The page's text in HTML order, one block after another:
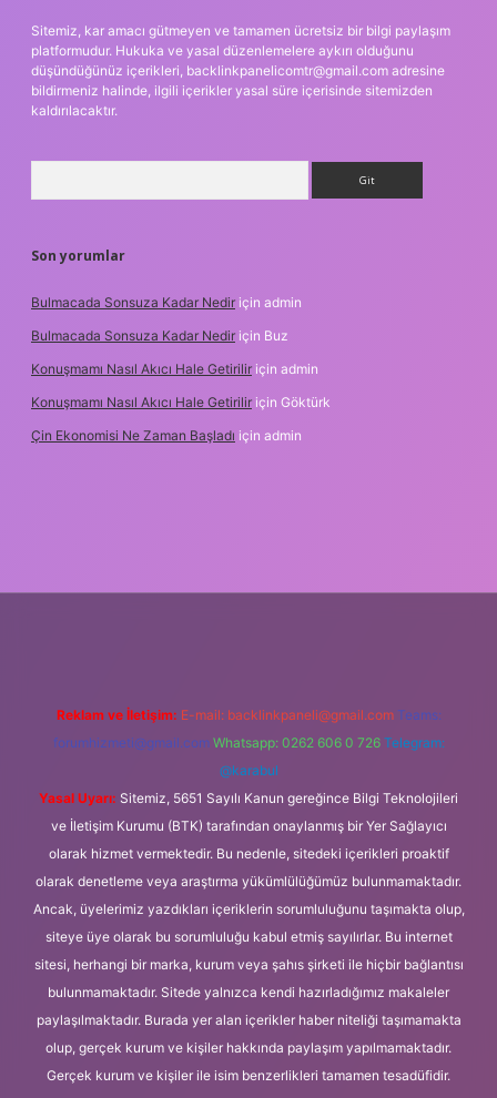
Sitemiz, kar amacı gütmeyen ve tamamen ücretsiz bir bilgi paylaşım
platformudur. Hukuka ve yasal düzenlemelere aykırı olduğunu
düşündüğünüz içerikleri, backlinkpanelicomtr@gmail.com adresine
bildirmeniz halinde, ilgili içerikler yasal süre içerisinde sitemizden
kaldırılacaktır.
Son yorumlar
Bulmacada Sonsuza Kadar Nedir için admin
Bulmacada Sonsuza Kadar Nedir için Buz
Konuşmamı Nasıl Akıcı Hale Getirilir için admin
Konuşmamı Nasıl Akıcı Hale Getirilir için Göktürk
Çin Ekonomisi Ne Zaman Başladı için admin
Reklam ve İletişim: E-mail: backlinkpaneli@gmail.com Teams:
forumhizmeti@gmail.com Whatsapp: 0262 606 0 726 Telegram:
@karabul
Yasal Uyarı: Sitemiz, 5651 Sayılı Kanun gereğince Bilgi Teknolojileri
ve İletişim Kurumu (BTK) tarafından onaylanmış bir Yer Sağlayıcı
olarak hizmet vermektedir. Bu nedenle, sitedeki içerikleri proaktif
olarak denetleme veya araştırma yükümlülüğümüz bulunmamaktadır.
Ancak, üyelerimiz yazdıkları içeriklerin sorumluluğunu taşımakta olup,
siteye üye olarak bu sorumluluğu kabul etmiş sayılırlar. Bu internet
sitesi, herhangi bir marka, kurum veya şahıs şirketi ile hiçbir bağlantısı
bulunmamaktadır. Sitede yalnızca kendi hazırladığımız makaleler
paylaşılmaktadır. Burada yer alan içerikler haber niteliği taşımamakta
olup, gerçek kurum ve kişiler hakkında paylaşım yapılmamaktadır.
Gerçek kurum ve kişiler ile isim benzerlikleri tamamen tesadüfidir.